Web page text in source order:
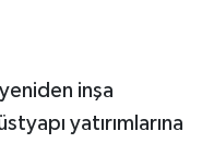
inşa
yatırımlarına